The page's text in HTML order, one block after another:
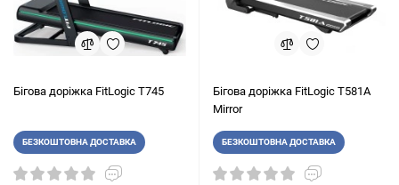
Бігова доріжка FitLogic T745
БЕЗКОШТОВНА ДОСТАВКА
Бігова доріжка FitLogic T581A
Mirror
БЕЗКОШТОВНА ДОСТАВКА